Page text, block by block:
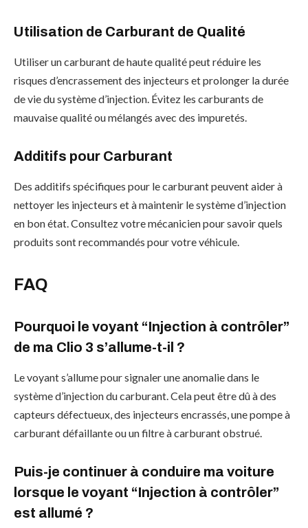
Utilisation de Carburant de Qualité
Utiliser un carburant de haute qualité peut réduire les
risques d’encrassement des injecteurs et prolonger la durée
de vie du système d’injection. Évitez les carburants de
mauvaise qualité ou mélangés avec des impuretés.
Additifs pour Carburant
Des additifs spécifiques pour le carburant peuvent aider à
nettoyer les injecteurs et à maintenir le système d’injection
en bon état. Consultez votre mécanicien pour savoir quels
produits sont recommandés pour votre véhicule.
FAQ
Pourquoi le voyant “Injection à contrôler”
de ma Clio 3 s’allume-t-il ?
Le voyant s’allume pour signaler une anomalie dans le
système d’injection du carburant. Cela peut être dû à des
capteurs défectueux, des injecteurs encrassés, une pompe à
carburant défaillante ou un filtre à carburant obstrué.
Puis-je continuer à conduire ma voiture
lorsque le voyant “Injection à contrôler”
est allumé ?